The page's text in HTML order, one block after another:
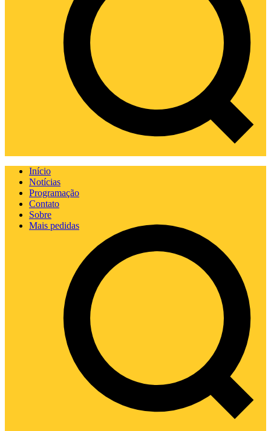
Início
Notícias
Programação
Contato
Sobre
Mais pedidas